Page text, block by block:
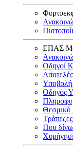
ΕΠΑΣ
Oδηγοί
Υποβολή
Οδηγός
Θεσμικό
Που δίνω